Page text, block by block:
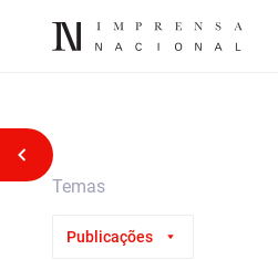
Voltar atrás
Temas
Publicações